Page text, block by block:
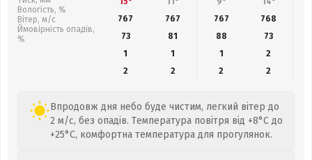
Вологість, %
Вітер, м/с
Ймовірність опадів,
%
767
767 767 768
73
81 88 73
1
1 1
2
2
2 2 2
Впродовж дня небо буде чистим, легкий вітер до
2 м/с, без опадів. Температура повітря від +8°C до
+25°C, комфортна температура для прогулянок.